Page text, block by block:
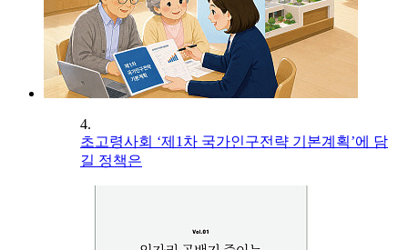
4.
초고령사회 ‘제1차 국가인구전략 기본계획’에 담
길 정책은